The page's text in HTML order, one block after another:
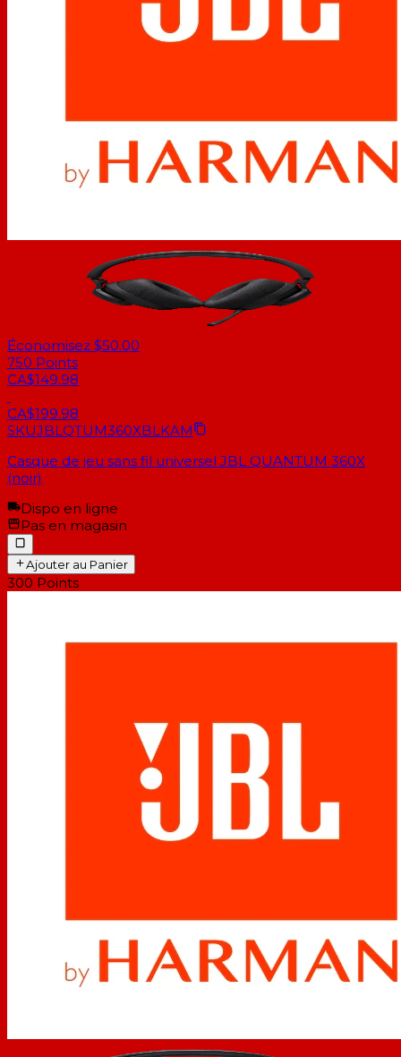
Économisez $50.00
750 Points
CA$149.98
CA$199.98
SKUJBLQTUM360XBLKAM
Casque de jeu sans fil universel JBL QUANTUM 360X
(noir)
Dispo en ligne
Pas en magasin
Ajouter au Panier
300 Points